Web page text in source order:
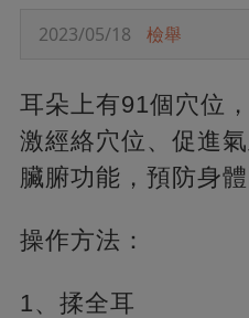
2023/05/18 檢舉
耳朵上有91個穴位
激經絡穴位、促進
臟腑功能，預防身體
操作方法：
1、揉全耳